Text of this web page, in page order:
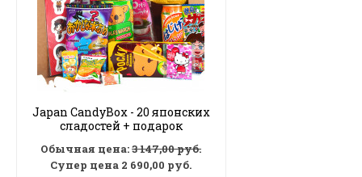
Japan CandyBox - 20 японских
сладостей + подарок
Обычная цена:3 147,00 руб.
Супер цена 2 690,00 руб.